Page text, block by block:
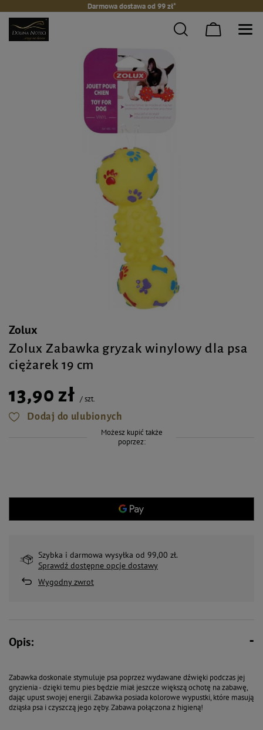
Darmowa dostawa od 99 zł*
Zolux
Zolux Zabawka gryzak winylowy dla psa
ciężarek 19 cm
13,90 zł /szt.
Dodaj do ulubionych
Możesz kupić także
poprzez:
Szybka i darmowa wysyłka od 99,00 zł.
Sprawdź dostępne opcje dostawy
Wygodny zwrot
Opis:
Zabawka doskonale stymuluje psa poprzez wydawane dźwięki podczas jej
gryzienia - dzięki temu pies będzie miał jeszcze większą ochotę na zabawę,
dając upust swojej energii. Zabawka posiada kolorowe wypustki, które masują
dziąsła psa i czyszczą jego zęby. Zabawa połączona z higieną!